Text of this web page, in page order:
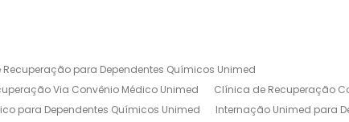
para Dependentes Químicos Unimed
Via Convênio Médico Unimed
Clínica de Recuperação
para Dependentes Químicos Unimed
Internação Unimed para